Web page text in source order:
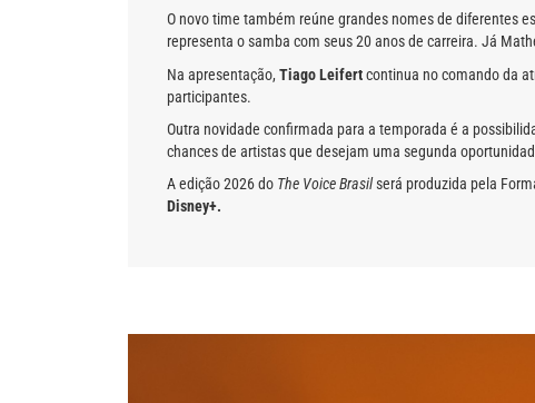
O novo time também reúne grandes nomes de diferentes
representa o samba com seus 20 anos de carreira. Já
Na apresentação, Tiago Leifertcontinua no comando da
participantes.
Outra novidade confirmada para a temporada é a
chances de artistas que desejam uma segunda
A edição 2026 do The Voice Brasilserá produzida pela
Disney+.